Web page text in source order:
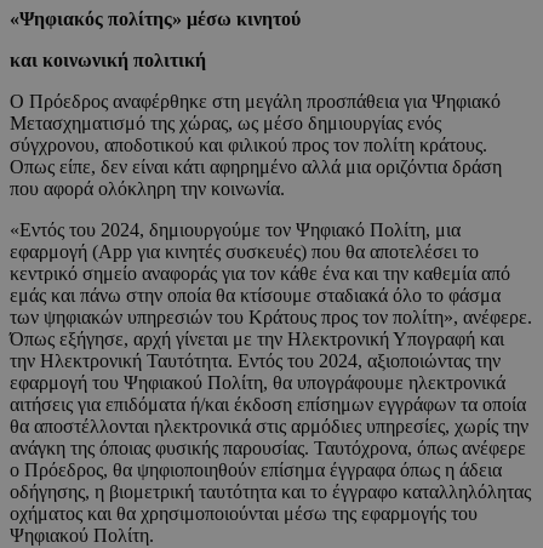
«Ψηφιακός πολίτης» μέσω κινητού
και κοινωνική πολιτική
Ο Πρόεδρος αναφέρθηκε στη μεγάλη προσπάθεια για Ψηφιακό
Μετασχηματισμό της χώρας, ως μέσο δημιουργίας ενός
σύγχρονου, αποδοτικού και φιλικού προς τον πολίτη κράτους.
Οπως είπε, δεν είναι κάτι αφηρημένο αλλά μια οριζόντια δράση
που αφορά ολόκληρη την κοινωνία.
«Εντός του 2024, δημιουργούμε τον Ψηφιακό Πολίτη, μια
εφαρμογή (App για κινητές συσκευές) που θα αποτελέσει το
κεντρικό σημείο αναφοράς για τον κάθε ένα και την καθεμία από
εμάς και πάνω στην οποία θα κτίσουμε σταδιακά όλο το φάσμα
των ψηφιακών υπηρεσιών του Κράτους προς τον πολίτη», ανέφερε.
Όπως εξήγησε, αρχή γίνεται με την Ηλεκτρονική Υπογραφή και
την Ηλεκτρονική Ταυτότητα. Εντός του 2024, αξιοποιώντας την
εφαρμογή του Ψηφιακού Πολίτη, θα υπογράφουμε ηλεκτρονικά
αιτήσεις για επιδόματα ή/και έκδοση επίσημων εγγράφων τα οποία
θα αποστέλλονται ηλεκτρονικά στις αρμόδιες υπηρεσίες, χωρίς την
ανάγκη της όποιας φυσικής παρουσίας. Ταυτόχρονα, όπως ανέφερε
ο Πρόεδρος, θα ψηφιοποιηθούν επίσημα έγγραφα όπως η άδεια
οδήγησης, η βιομετρική ταυτότητα και το έγγραφο καταλληλόλητας
οχήματος και θα χρησιμοποιούνται μέσω της εφαρμογής του
Ψηφιακού Πολίτη.